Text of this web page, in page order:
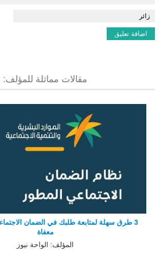
مقالات مماثلة للمؤلف:
3 طرق سهلة لمتابعة طلبك في الضمان
معفاة
المؤلف: الواحة نيوز